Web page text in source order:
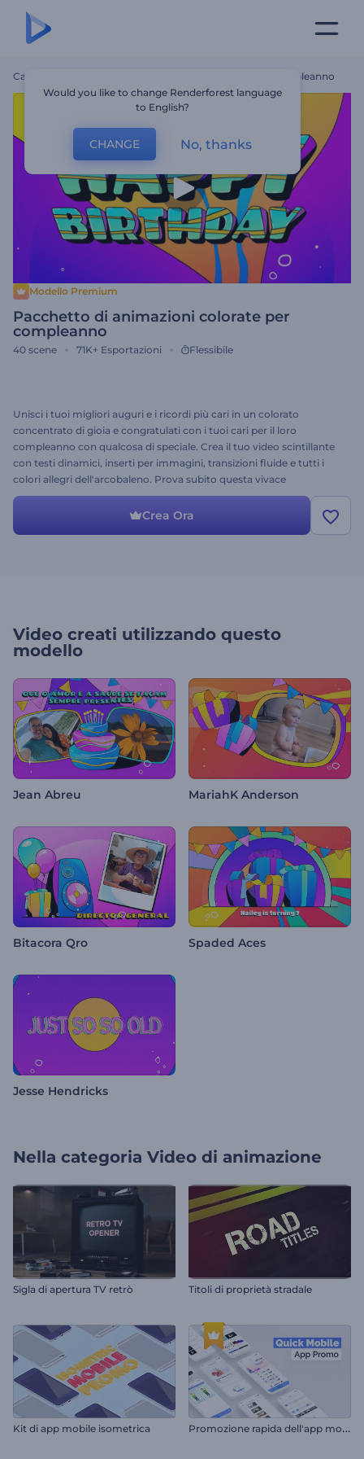
Casa Pacchetto Di Animazioni Colorate Per Compleanno
Modello Premium
Pacchetto di animazioni colorate per
compleanno
40 scene 71K+ Esportazioni Flessibile
Unisci i tuoi migliori auguri e i ricordi più cari in un colorato
concentrato di gioia e congratulati con i tuoi cari per il loro
compleanno con qualcosa di speciale. Crea il tuo video scintillante
con testi dinamici, inserti per immagini, transizioni fluide e tutti i
colori allegri dell'arcobaleno. Prova subito questa vivace
animazione di compleanno!
Crea Ora
Video creati utilizzando questo
modello
Jean Abreu MariahK Anderson
Bitacora Qro Spaded Aces
Jesse Hendricks
Nella categoria Video di animazione
Sigla di apertura TV retrò Titoli di proprietà stradale
Kit di app mobile isometrica P
romozione rapida dell'app mobile
Would you like to change Renderforest language
to English?
CHANGE No, thanks